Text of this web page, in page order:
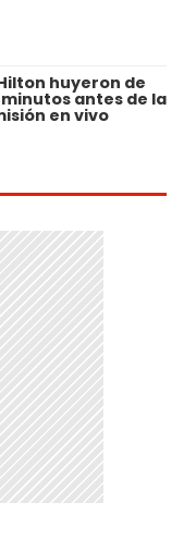
huyeron de
antes de la
en vivo